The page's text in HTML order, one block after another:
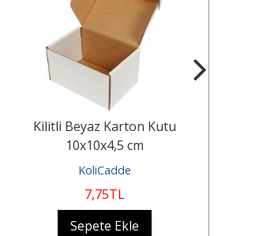
Kilitli Beyaz Karton Kutu
10x10x4,5 cm
KoliCadde
7,75TL
Sepete Ekle